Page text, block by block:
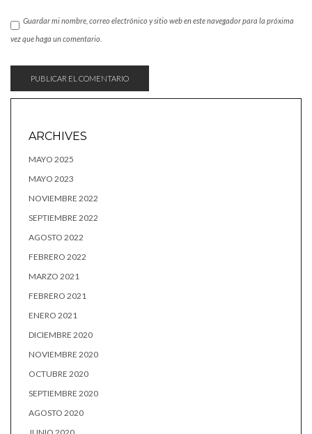
Guardar mi nombre, correo electrónico y sitio web en este navegador para la próxima
vez que haga un comentario.
ARCHIVES
MAYO 2025
MAYO 2023
NOVIEMBRE 2022
SEPTIEMBRE 2022
AGOSTO 2022
FEBRERO 2022
MARZO 2021
FEBRERO 2021
ENERO 2021
DICIEMBRE 2020
NOVIEMBRE 2020
OCTUBRE 2020
SEPTIEMBRE 2020
AGOSTO 2020